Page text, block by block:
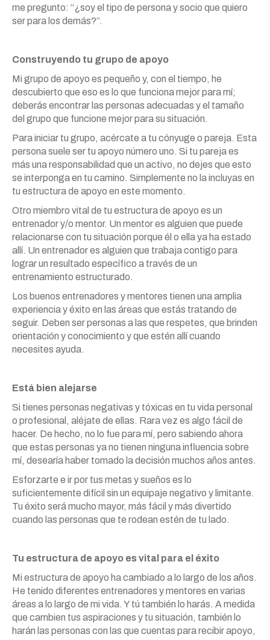
me pregunto: “¿soy el tipo de persona y socio que quiero
ser para los demás?”.
Construyendo tu grupo de apoyo
Mi grupo de apoyo es pequeño y, con el tiempo, he
descubierto que eso es lo que funciona mejor para mí;
deberás encontrar las personas adecuadas y el tamaño
del grupo que funcione mejor para su situación.
Para iniciar tu grupo, acércate a tu cónyuge o pareja. Esta
persona suele ser tu apoyo número uno. Si tu pareja es
más una responsabilidad que un activo, no dejes que esto
se interponga en tu camino. Simplemente no la incluyas en
tu estructura de apoyo en este momento.
Otro miembro vital de tu estructura de apoyo es un
entrenador y/o mentor. Un mentor es alguien que puede
relacionarse con tu situación porque él o ella ya ha estado
allí. Un entrenador es alguien que trabaja contigo para
lograr un resultado específico a través de un
entrenamiento estructurado.
Los buenos entrenadores y mentores tienen una amplia
experiencia y éxito en las áreas que estás tratando de
seguir. Deben ser personas a las que respetes, que brinden
orientación y conocimiento y que estén allí cuando
necesites ayuda.
Está bien alejarse
Si tienes personas negativas y tóxicas en tu vida personal
o profesional, aléjate de ellas. Rara vez es algo fácil de
hacer. De hecho, no lo fue para mí, pero sabiendo ahora
que estas personas ya no tienen ninguna influencia sobre
mí, desearía haber tomado la decisión muchos años antes.
Esforzarte e ir por tus metas y sueños es lo
suficientemente difícil sin un equipaje negativo y limitante.
Tu éxito será mucho mayor, más fácil y más divertido
cuando las personas que te rodean estén de tu lado.
Tu estructura de apoyo es vital para el éxito
Mi estructura de apoyo ha cambiado a lo largo de los años.
He tenido diferentes entrenadores y mentores en varias
áreas a lo largo de mi vida. Y tú también lo harás. A medida
que cambien tus aspiraciones y tu situación, también lo
harán las personas con las que cuentas para recibir apoyo,